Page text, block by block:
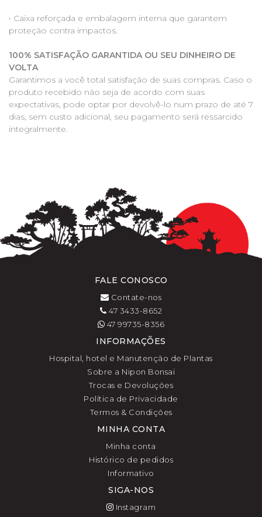
• Caixa reforçada e embalagem interna que garantem
proteção contra impactos.
100% SATISFAÇÃO GARANTIDA OU SEU DINHEIRO DE
VOLTA
Garantimos a você total satisfação de suas compras. Caso o
produto recebido não seja de acordo com suas
expectativas, pode optar por devolvê-lo num prazo de até 7
dias, sem custo adicional, seu pagamento será ressarcido
integralmente.
FALE CONOSCO
Contate-nos
47 3433-8652
47 99735-8356
INFORMAÇÕES
Hospital, hotel e Manutenção de Plantas
Sobre a Nipon Bonsai
Trocas e Devoluções
Política de Privacidade
Termos & Condições
MINHA CONTA
Minha conta
Histórico de pedidos
Informativo
SIGA-NOS
Instagram